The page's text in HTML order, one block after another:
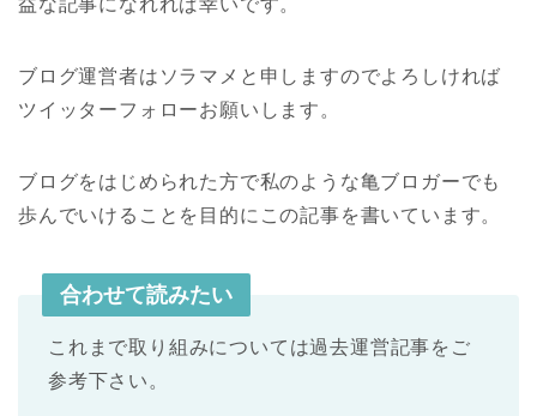
益な記事になれれば幸いです。
ブログ運営者はソラマメと申しますのでよろしければ
ツイッターフォローお願いします。
ブログをはじめられた方で私のような亀ブロガーでも
歩んでいけることを目的にこの記事を書いています。
合わせて読みたい
これまで取り組みについては過去運営記事をご
参考下さい。